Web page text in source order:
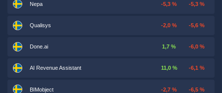
Nepa -5,3 % -5,3 %
Qualisys -2,0 % -5,6 %
Done.ai 1,7 % -6,0 %
AI Revenue Assistant 11,0 % -6,1 %
BIMobject -2,7 % -6,5 %